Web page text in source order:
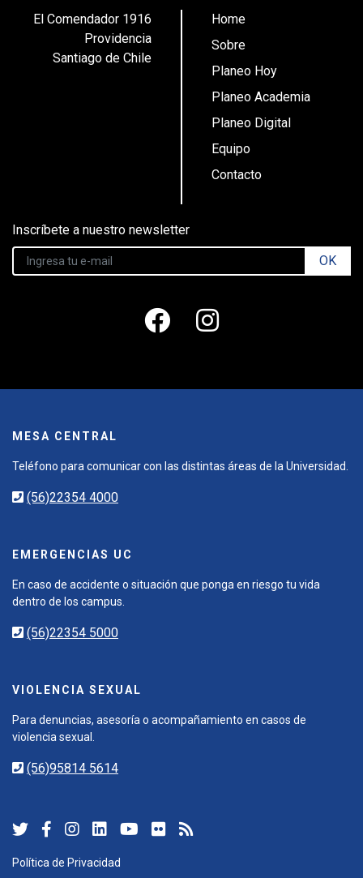
El Comendador 1916
Providencia
Santiago de Chile
Home
Sobre
Planeo Hoy
Planeo Academia
Planeo Digital
Equipo
Contacto
Inscríbete a nuestro newsletter
OK
MESA CENTRAL
Teléfono para comunicar con las distintas áreas de la Universidad.
(56)22354 4000
EMERGENCIAS UC
En caso de accidente o situación que ponga en riesgo tu vida
dentro de los campus.
(56)22354 5000
VIOLENCIA SEXUAL
Para denuncias, asesoría o acompañamiento en casos de
violencia sexual.
(56)95814 5614
Política de Privacidad